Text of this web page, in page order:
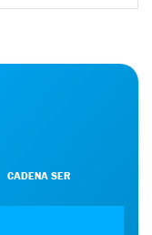
CADENA SER